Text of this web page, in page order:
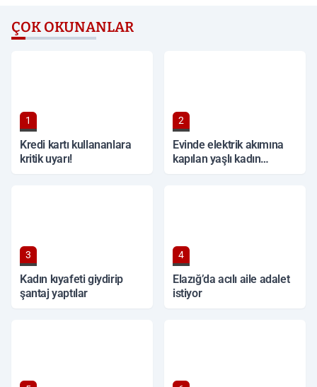
ÇOK OKUNANLAR
1
Kredi kartı kullananlara
kritik uyarı!
2
Evinde elektrik akımına
kapılan yaşlı kadın
3
Kadın kıyafeti giydirip
şantaj yaptılar
4
Elazığ’da acılı aile adalet
istiyor